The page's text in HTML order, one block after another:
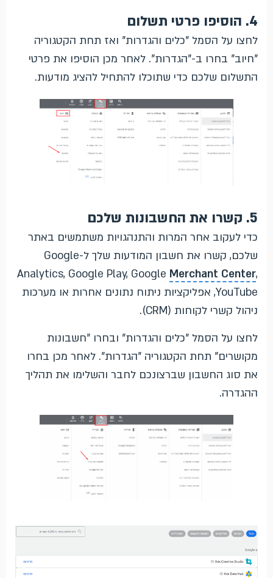
4. הוסיפו פרטי תשלום
לחצו על הסמל "כלים והגדרות" ואז תחת הקטגוריה
"חיוב" בחרו ב-"הגדרות". לאחר מכן הוסיפו את פרטי
התשלום שלכם כדי שתוכלו להתחיל להציג מודעות.
5. קשרו את החשבונות שלכם
כדי לעקוב אחר המרות והתנהגויות משתמשים באתר
שלכם, קשרו את חשבון המודעות שלך ל-Google
Analytics, Google Play, Google Merchant Center,
YouTube, אפליקציות ניתוח נתונים אחרות או מערכות
ניהול קשרי לקוחות (CRM).
לחצו על הסמל "כלים והגדרות" ובחרו "חשבונות
מקושרים" תחת הקטגוריה "הגדרות". לאחר מכן בחרו
את סוג החשבון שברצונכם לחבר והשלימו את תהליך
ההגדרה.